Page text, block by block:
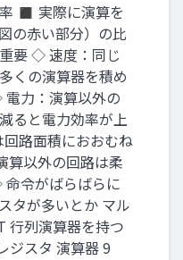
◼ 実際に演算を
の赤い部分）の比
要 ◇ 速度：同じ
くの演算器を積め
力：演算以外の
ると電力効率が上
路面積におおむね
以外の回路は柔
令がばらばらに
タが多いとか マル
行列演算器を持つ
ジスタ 演算器 9